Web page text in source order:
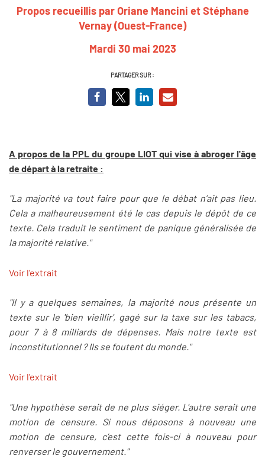
Propos recueillis par Oriane Mancini et Stéphane
Vernay (Ouest-France)
Mardi 30 mai 2023
PARTAGER SUR :
A propos de la PPL du groupe LIOT qui vise à abroger l'âge
de départ à la retraite :
"La majorité va tout faire pour que le débat n’ait pas lieu.
Cela a malheureusement été le cas depuis le dépôt de ce
texte. Cela traduit le sentiment de panique généralisée de
la majorité relative."
Voir l'extrait
"Il y a quelques semaines, la majorité nous présente un
texte sur le 'bien vieillir', gagé sur la taxe sur les tabacs,
pour 7 à 8 milliards de dépenses. Mais notre texte est
inconstitutionnel ? Ils se foutent du monde."
Voir l'extrait
"Une hypothèse serait de ne plus siéger. L'autre serait une
motion de censure. Si nous déposons à nouveau une
motion de censure, c’est cette fois-ci à nouveau pour
renverser le gouvernement."